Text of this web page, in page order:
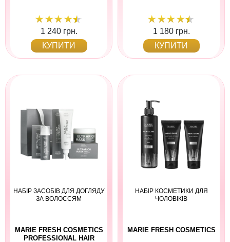
1 240 грн.
КУПИТИ
1 180 грн.
КУПИТИ
НАБІР ЗАСОБІВ ДЛЯ ДОГЛЯДУ
ЗА ВОЛОССЯМ
MARIE FRESH COSMETICS
PROFESSIONAL HAIR
НАБІР КОСМЕТИКИ ДЛЯ
ЧОЛОВІКІВ
MARIE FRESH COSMETICS